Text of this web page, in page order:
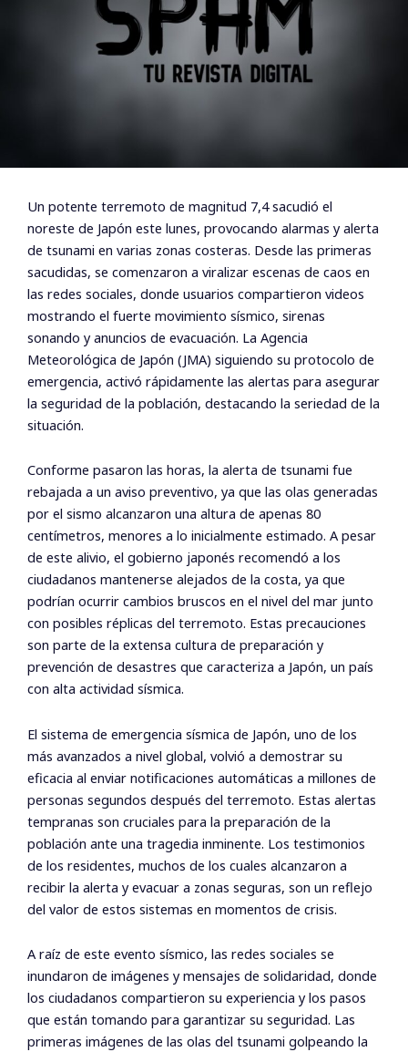
Un potente terremoto de magnitud 7,4 sacudió el
noreste de Japón este lunes, provocando alarmas y alerta
de tsunami en varias zonas costeras. Desde las primeras
sacudidas, se comenzaron a viralizar escenas de caos en
las redes sociales, donde usuarios compartieron videos
mostrando el fuerte movimiento sísmico, sirenas
sonando y anuncios de evacuación. La Agencia
Meteorológica de Japón (JMA) siguiendo su protocolo de
emergencia, activó rápidamente las alertas para asegurar
la seguridad de la población, destacando la seriedad de la
situación.
Conforme pasaron las horas, la alerta de tsunami fue
rebajada a un aviso preventivo, ya que las olas generadas
por el sismo alcanzaron una altura de apenas 80
centímetros, menores a lo inicialmente estimado. A pesar
de este alivio, el gobierno japonés recomendó a los
ciudadanos mantenerse alejados de la costa, ya que
podrían ocurrir cambios bruscos en el nivel del mar junto
con posibles réplicas del terremoto. Estas precauciones
son parte de la extensa cultura de preparación y
prevención de desastres que caracteriza a Japón, un país
con alta actividad sísmica.
El sistema de emergencia sísmica de Japón, uno de los
más avanzados a nivel global, volvió a demostrar su
eficacia al enviar notificaciones automáticas a millones de
personas segundos después del terremoto. Estas alertas
tempranas son cruciales para la preparación de la
población ante una tragedia inminente. Los testimonios
de los residentes, muchos de los cuales alcanzaron a
recibir la alerta y evacuar a zonas seguras, son un reflejo
del valor de estos sistemas en momentos de crisis.
A raíz de este evento sísmico, las redes sociales se
inundaron de imágenes y mensajes de solidaridad, donde
los ciudadanos compartieron su experiencia y los pasos
que están tomando para garantizar su seguridad. Las
primeras imágenes de las olas del tsunami golpeando la